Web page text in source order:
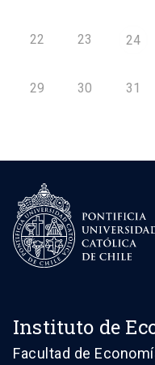
22 23 24
29 30 31
Instituto de
Facultad de